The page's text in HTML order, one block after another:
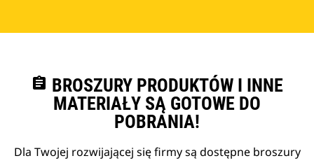
assignment BROSZURY PRODUKTÓW I INNE
MATERIAŁY SĄ GOTOWE DO
POBRANIA!
Dla Twojej rozwijającej się firmy są dostępne broszury